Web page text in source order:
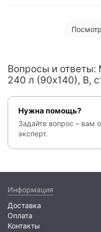
Вопросы и
240 л (90х140), B,
Нужна помощь?
Задайте вопрос – вам
эксперт.
Информация
Доставка
Оплата
Контакты